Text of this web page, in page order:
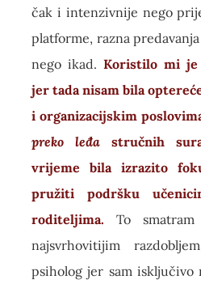
čak i intenzivnije nego
platforme, razna
nego ikad. Koristilo mi
jer tada nisam bila
i organizacijskim
preko leđastručnih
vrijeme bila izrazito
pružiti podršku
roditeljima. To
najsvrhovitijim
psiholog jer sam isključivo